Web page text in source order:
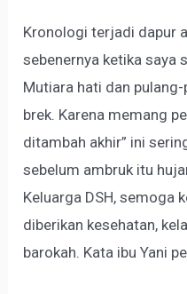
Kronologi terjadi dapur
sebenernya ketika saya
Mutiara hati dan
brek. Karena memang
ditambah akhir” ini
sebelum ambruk itu
Keluarga DSH, semoga
diberikan kesehatan,
barokah. Kata ibu Yani